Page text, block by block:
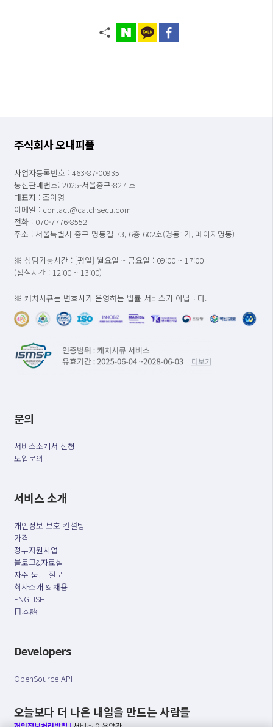
주식회사 오내피플
사업자등록번호 : 463-87-00935
통신판매번호: 2025-서울중구-827 호
대표자 : 조아영
이메일 : contact@catchsecu.com
전화 : 070-7776-8552
주소 : 서울특별시 중구 명동길 73, 6층 602호(명동1가, 페이지명동)
※ 상담가능시간 : [평일] 월요일 ~ 금요일 : 09:00 ~ 17:00
(점심시간 : 12:00 ~ 13:00)
※ 캐치시큐는 변호사가 운영하는 법률 서비스가 아닙니다.
문의
서비스소개서 신청
도입문의
서비스 소개
개인정보 보호 컨설팅
가격
정부지원사업
블로그&자료실
자주 묻는 질문
회사소개 & 채용
ENGLISH
日本語
Developers
OpenSource API
오늘보다 더 나은 내일을 만드는 사람들